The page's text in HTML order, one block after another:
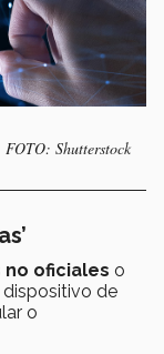
Shutterstock
oficiales o
dispositivo de
o